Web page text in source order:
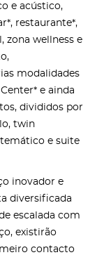
e acústico,
restaurante*,
zona wellness e
modalidades
e ainda
divididos por
twin
e suite
inovador e
diversificada
escalada com
existirão
contacto